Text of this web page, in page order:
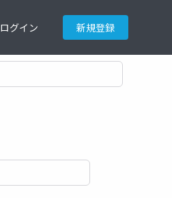
ログイン 新規登録